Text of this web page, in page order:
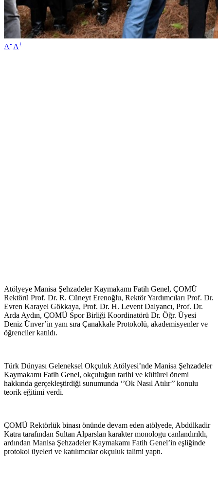
A- A+
Atölyeye Manisa Şehzadeler Kaymakamı Fatih Genel, ÇOMÜ
Rektörü Prof. Dr. R. Cüneyt Erenoğlu, Rektör Yardımcıları Prof. Dr.
Evren Karayel Gökkaya, Prof. Dr. H. Levent Dalyancı, Prof. Dr.
Arda Aydın, ÇOMÜ Spor Birliği Koordinatörü Dr. Öğr. Üyesi
Deniz Ünver’in yanı sıra Çanakkale Protokolü, akademisyenler ve
öğrenciler katıldı.
Türk Dünyası Geleneksel Okçuluk Atölyesi’nde Manisa Şehzadeler
Kaymakamı Fatih Genel, okçuluğun tarihi ve kültürel önemi
hakkında gerçekleştirdiği sunumunda ‘’Ok Nasıl Atılır’’ konulu
teorik eğitimi verdi.
ÇOMÜ Rektörlük binası önünde devam eden atölyede, Abdülkadir
Katra tarafından Sultan Alparslan karakter monologu canlandırıldı,
ardından Manisa Şehzadeler Kaymakamı Fatih Genel’in eşliğinde
protokol üyeleri ve katılımcılar okçuluk talimi yaptı.